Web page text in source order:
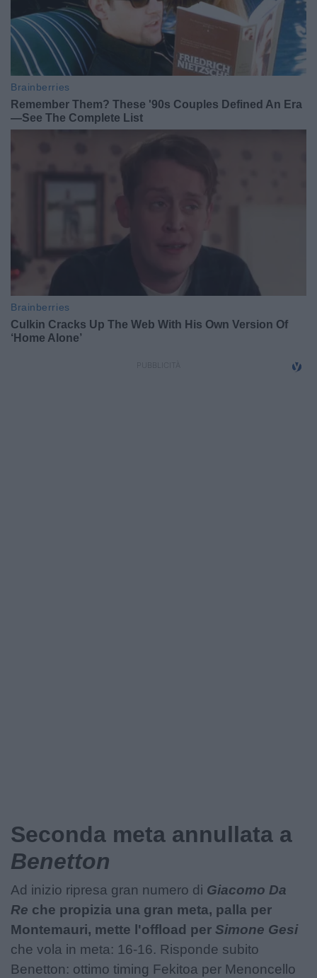
Seconda meta annullata a
Benetton
Ad inizio ripresa gran numero di Giacomo Da
Re che propizia una gran meta, palla per
Montemauri, mette l'offload per Simone Gesi
che vola in meta: 16-16. Risponde subito
Benetton: ottimo timing Fekitoa per Menoncello